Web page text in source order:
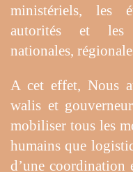
ministériels, les
autorités et les
nationales,
A cet effet, Nous
walis et
mobiliser tous les
humains que
d’une coordination